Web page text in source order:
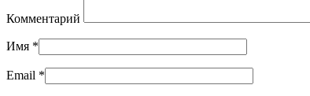
Комментарий
Имя *
Email *